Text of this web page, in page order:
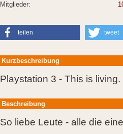
Mitglieder:
teilen tweet
Kurzbeschreibung
Playstation 3 - This is living.
Beschreibung
So liebe Leute - alle die